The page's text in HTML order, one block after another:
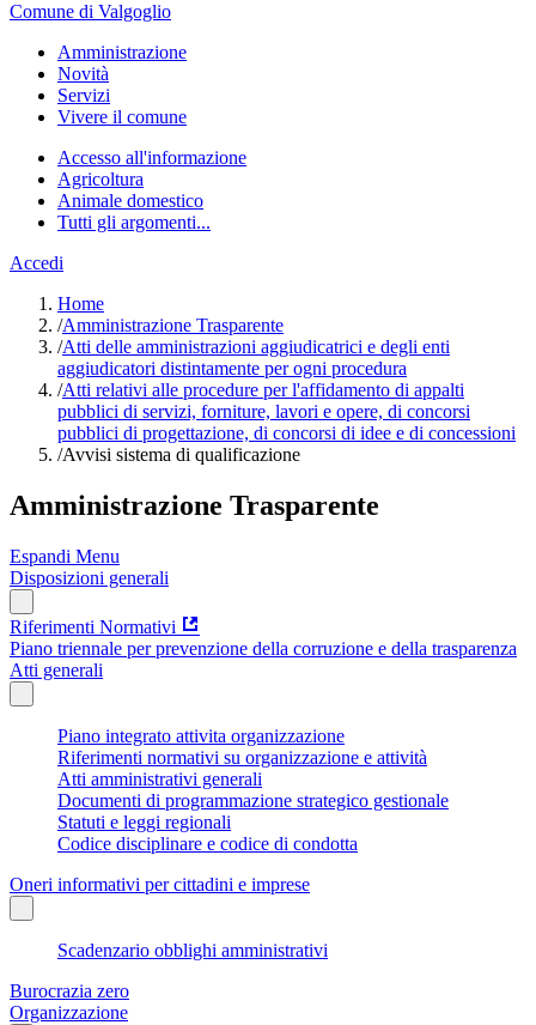
Comune di Valgoglio
Amministrazione
Novità
Servizi
Vivere il comune
Accesso all'informazione
Agricoltura
Animale domestico
Tutti gli argomenti...
Accedi
Home
/Amministrazione Trasparente
/Atti delle amministrazioni aggiudicatrici e degli enti
aggiudicatori distintamente per ogni procedura
/Atti relativi alle procedure per l'affidamento di appalti
pubblici di servizi, forniture, lavori e opere, di concorsi
pubblici di progettazione, di concorsi di idee e di concessioni
/Avvisi sistema di qualificazione
Amministrazione Trasparente
Espandi Menu
Disposizioni generali
Riferimenti Normativi
Piano triennale per prevenzione della corruzione e della trasparenza
Atti generali
Piano integrato attivita organizzazione
Riferimenti normativi su organizzazione e attività
Atti amministrativi generali
Documenti di programmazione strategico gestionale
Statuti e leggi regionali
Codice disciplinare e codice di condotta
Oneri informativi per cittadini e imprese
Scadenzario obblighi amministrativi
Burocrazia zero
Organizzazione